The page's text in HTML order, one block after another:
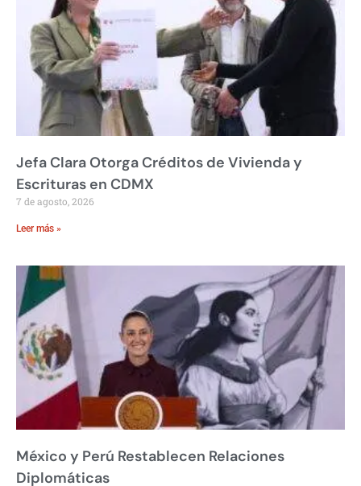
Jefa Clara Otorga Créditos de Vivienda y
Escrituras en CDMX
7 de agosto, 2026
Leer más »
México y Perú Restablecen Relaciones
Diplomáticas